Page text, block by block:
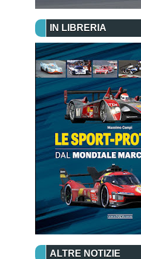
IN LIBRERIA
ALTRE NOTIZIE